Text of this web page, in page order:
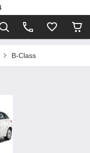
B-Class